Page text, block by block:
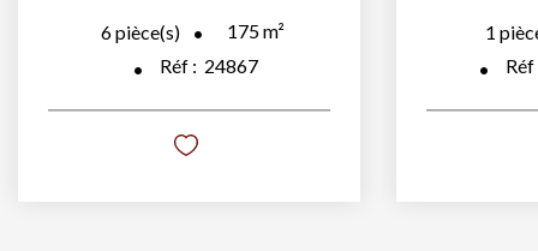
6pièce(s) 175m²
Réf : 24867
1